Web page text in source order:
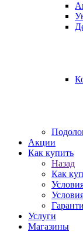
Акции
Как купить
Назад
Как
Услуги
Магазины